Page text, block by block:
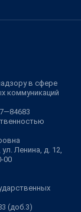
в сфере
коммуникаций
Ленина, д. 12,
00
(доб.3)